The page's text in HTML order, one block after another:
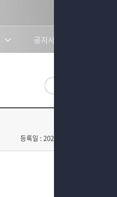
공지사항
포토갤러리
동아리
학과행사
등록일 : 2026-01-22